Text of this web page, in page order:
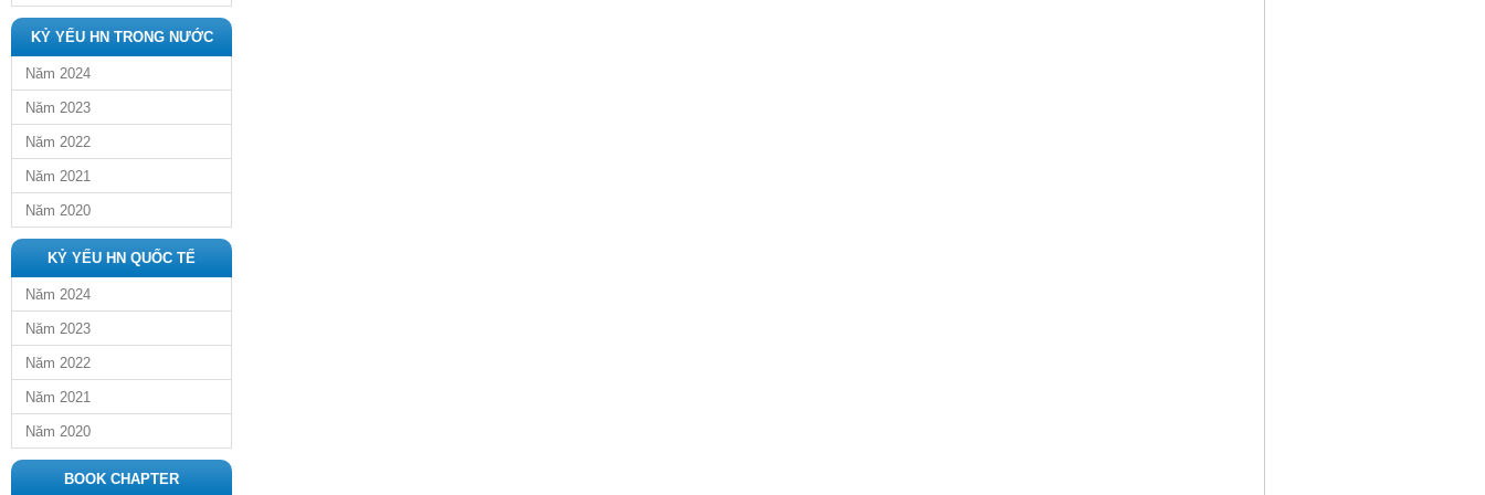
KỶ YẾU HN TRONG NƯỚC
Năm 2024
Năm 2023
Năm 2022
Năm 2021
Năm 2020
KỶ YẾU HN QUỐC TẾ
Năm 2024
Năm 2023
Năm 2022
Năm 2021
Năm 2020
BOOK CHAPTER